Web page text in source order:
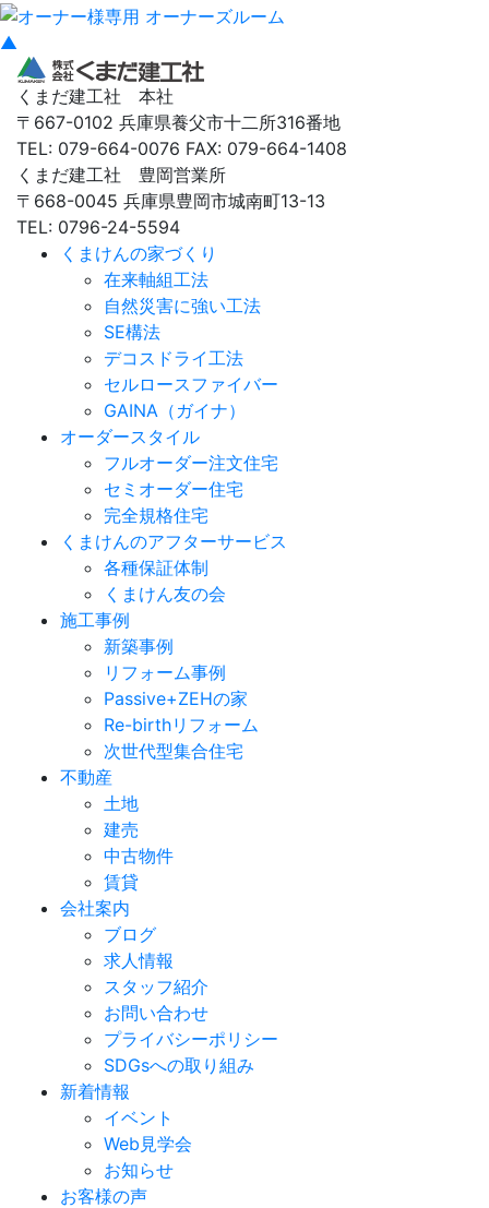
▲
くまだ建工社 本社
〒667-0102 兵庫県養父市十二所316番地
TEL: 079-664-0076 FAX: 079-664-1408
くまだ建工社 豊岡営業所
〒668-0045 兵庫県豊岡市城南町13-13
TEL: 0796-24-5594
くまけんの家づくり
在来軸組工法
自然災害に強い工法
SE構法
デコスドライ工法
セルロースファイバー
GAINA（ガイナ）
オーダースタイル
フルオーダー注文住宅
セミオーダー住宅
完全規格住宅
くまけんのアフターサービス
各種保証体制
くまけん友の会
施工事例
新築事例
リフォーム事例
Passive+ZEHの家
Re-birthリフォーム
次世代型集合住宅
不動産
土地
建売
中古物件
賃貸
会社案内
ブログ
求人情報
スタッフ紹介
お問い合わせ
プライバシーポリシー
SDGsへの取り組み
新着情報
イベント
Web見学会
お知らせ
お客様の声